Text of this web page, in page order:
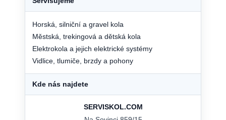
Horská, silniční a gravel kola
Městská, trekingová a dětská kola
Elektrokola a jejich elektrické systémy
Vidlice, tlumiče, brzdy a pohony
Kde nás najdete
SERVISKOL.COM